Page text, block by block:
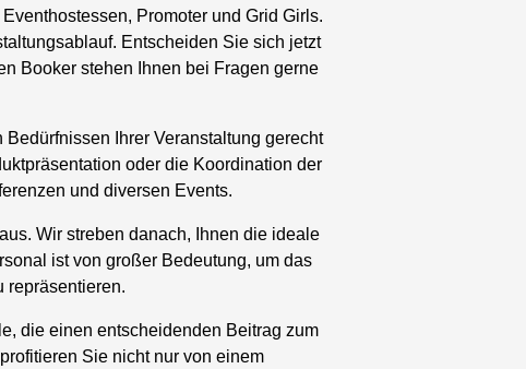
Promoter und Grid Girls.
Entscheiden Sie sich jetzt
Booker stehen Ihnen bei Fragen gerne
Ihrer Veranstaltung gerecht
oder die Koordination der
und diversen Events.
Wir streben danach, Ihnen die ideale
ist von großer Bedeutung, um das
repräsentieren.
die einen entscheidenden Beitrag zum
Sie nicht nur von einem